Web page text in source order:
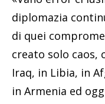
diplomazia
di quei
creato solo caos,
Iraq, in Libia, in
in Armenia ed